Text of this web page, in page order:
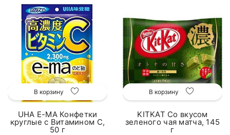
В корзину
UHA E-MA Конфетки
круглые с Витамином С,
50 г
В корзину
KITKAT Со вкусом
зеленого чая матча, 145
г